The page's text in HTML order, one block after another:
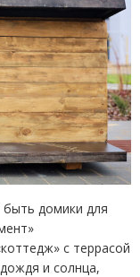
домики для
коттедж» с террасой
и солнца,